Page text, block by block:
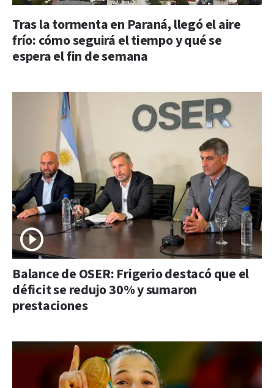
Tras la tormenta en Paraná, llegó el aire
frío: cómo seguirá el tiempo y qué se
espera el fin de semana
Balance de OSER: Frigerio destacó que el
déficit se redujo 30% y sumaron
prestaciones